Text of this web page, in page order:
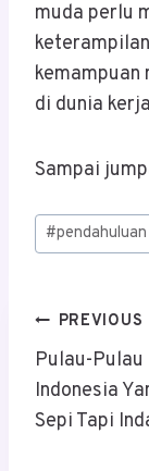
muda perlu
kemampuan
di dunia
Sampai
Post
Tags:
#pendahuluan
PostPREVIOUS
Pulau-Pulau
Indonesia
Sepi Tapi